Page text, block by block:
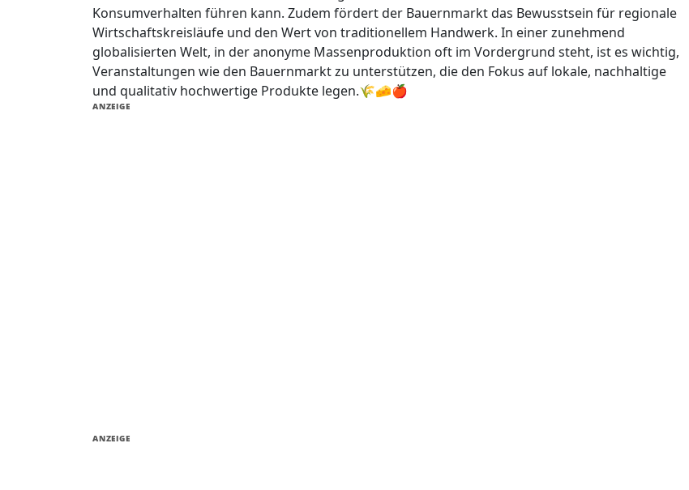
Konsumverhalten führen kann. Zudem fördert der Bauernmarkt das Bewusstsein für regionale
Wirtschaftskreisläufe und den Wert von traditionellem Handwerk. In einer zunehmend
globalisierten Welt, in der anonyme Massenproduktion oft im Vordergrund steht, ist es wichtig,
Veranstaltungen wie den Bauernmarkt zu unterstützen, die den Fokus auf lokale, nachhaltige
und qualitativ hochwertige Produkte legen.🌾🧀🍎
ANZEIGE
ANZEIGE